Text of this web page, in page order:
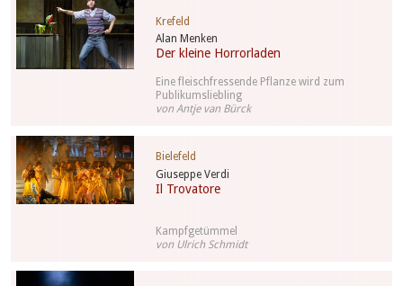
Alan Menken
Der kleine Horrorladen
Krefeld
Eine fleischfressende Pflanze wird zum
Publikumsliebling
von Antje van Bürck
Giuseppe Verdi
Il Trovatore
Bielefeld
Kampfgetümmel
von Ulrich Schmidt